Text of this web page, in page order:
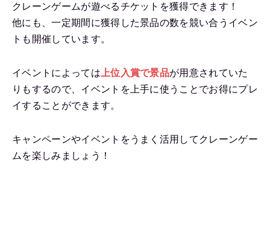
クレーンゲームが遊べるチケットを獲得できます！
他にも、一定期間に獲得した景品の数を競い合うイベン
トも開催しています。
イベントによっては 上位入賞で景品が用意されていた
りもするので、イベントを上手に使うことでお得にプレ
イすることができます。
キャンペーンやイベントをうまく活用してクレーンゲー
ムを楽しみましょう！